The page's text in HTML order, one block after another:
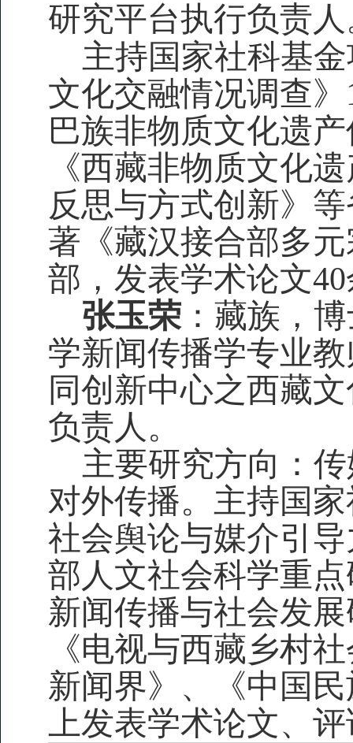
研究平台执行负责
主持国家社科基
文化交融情况调查
巴族非物质文化遗
《西藏非物质文化
反思与方式创新》
著《藏汉接合部多
部，发表学术论文
张玉荣：藏族，
学新闻传播学专业
同创新中心之西藏
负责人。
主要研究方向：
对外传播。主持国
社会舆论与媒介引
部人文社会科学重
新闻传播与社会发
《电视与西藏乡村
新闻界》、《中国
上发表学术论文、